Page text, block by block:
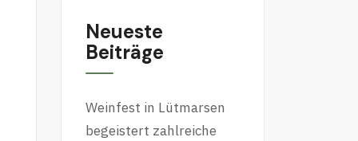
Neueste
Beiträge
Weinfest in Lütmarsen
begeistert zahlreiche